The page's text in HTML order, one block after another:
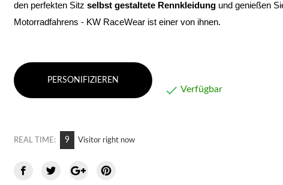
den perfekten Sitz selbst gestaltete Rennkleidung und genießen
Motorradfahrens - KW RaceWear ist einer von ihnen.
PERSONIFIZIEREN
 Verfügbar
REAL TIME: 9 Visitor right now